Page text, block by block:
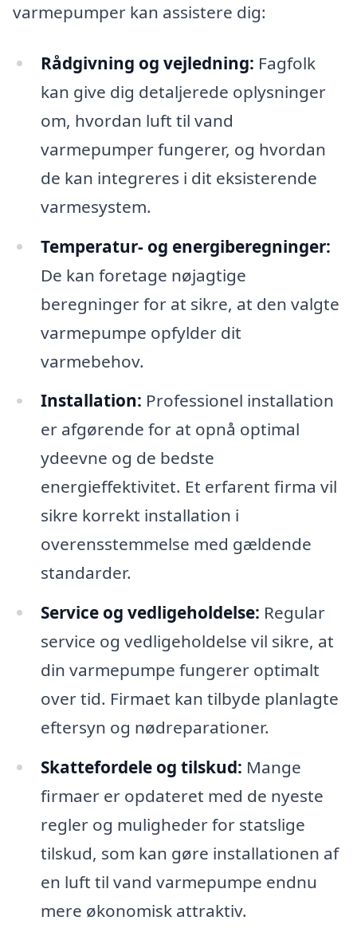
varmepumper kan assistere dig:
Rådgivning og vejledning: Fagfolk
kan give dig detaljerede oplysninger
om, hvordan luft til vand
varmepumper fungerer, og hvordan
de kan integreres i dit eksisterende
varmesystem.
Temperatur- og energiberegninger:
De kan foretage nøjagtige
beregninger for at sikre, at den valgte
varmepumpe opfylder dit
varmebehov.
Installation: Professionel installation
er afgørende for at opnå optimal
ydeevne og de bedste
energieffektivitet. Et erfarent firma vil
sikre korrekt installation i
overensstemmelse med gældende
standarder.
Service og vedligeholdelse: Regular
service og vedligeholdelse vil sikre, at
din varmepumpe fungerer optimalt
over tid. Firmaet kan tilbyde planlagte
eftersyn og nødreparationer.
Skattefordele og tilskud: Mange
firmaer er opdateret med de nyeste
regler og muligheder for statslige
tilskud, som kan gøre installationen af
en luft til vand varmepumpe endnu
mere økonomisk attraktiv.